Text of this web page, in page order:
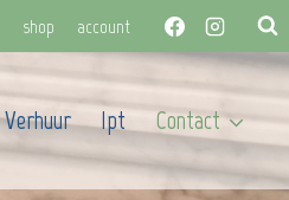
shop account
Verhuur Ipt Contact